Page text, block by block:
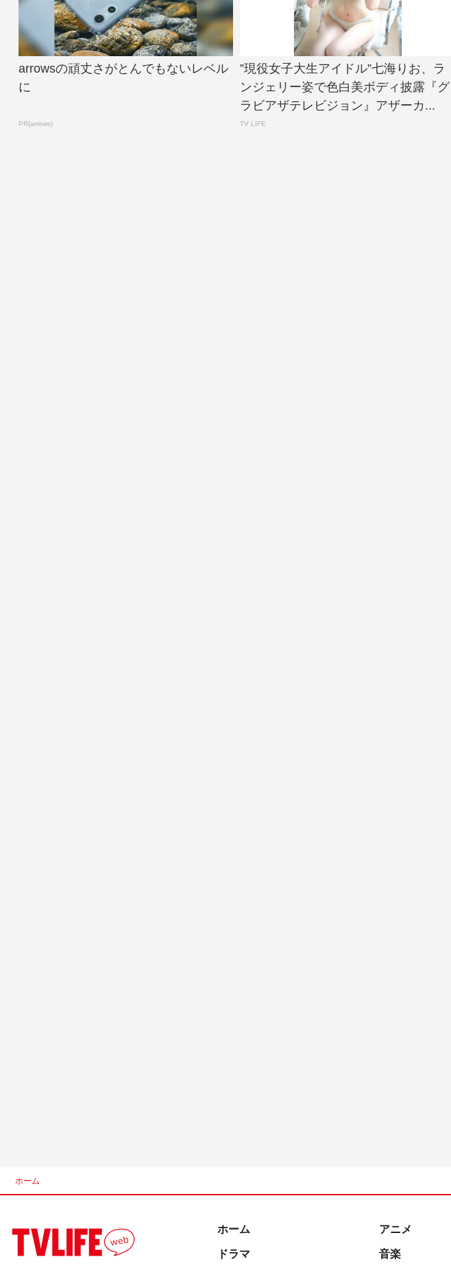
arrowsの頑丈さがとんでもないレベル
に
PR(arrows)
”現役女子大生アイドル”七海りお、ラ
ンジェリー姿で色白美ボディ披露『グ
ラビアザテレビジョン』アザーカ...
TV LIFE
ホーム
ホーム
ドラマ
アニメ
音楽